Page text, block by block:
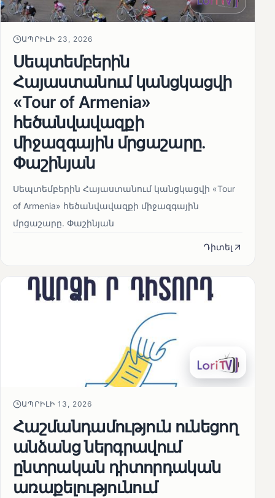
ԱՊՐԻԼԻ 23, 2026
Սեպտեմբերին
Հայաստանում կանցկացվի
«Tour of Armenia»
հեծանվավազքի
միջազգային մրցաշարը.
Փաշինյան
Սեպտեմբերին Հայաստանում կանցկացվի «Tour
of Armenia» հեծանվավազքի միջազգային
մրցաշարը. Փաշինյան
Դիտել
ԱՊՐԻԼԻ 13, 2026
Հաշմանդամություն ունեցող
անձանց ներգրավում
ընտրական դիտորդական
առաքելությունում